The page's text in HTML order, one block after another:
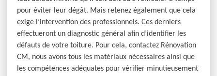
pour éviter leur dégât. Mais retenez également que cela
exige l’intervention des professionnels. Ces derniers
effectueront un diagnostic général afin d’identifier les
défauts de votre toiture. Pour cela, contactez Rénovation
CM, nous avons tous les matériaux nécessaires ainsi que
les compétences adéquates pour vérifier minutieusement